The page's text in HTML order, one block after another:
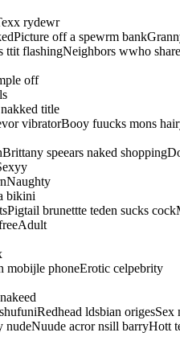
rydewr
off a spewrm
flashingNeighbors wwho
off
title
vibratorBooy fuucks mons
speears naked
bikini
brunettte teden sucks
mobijle phoneErotic celpebrity
ldsbian
acror nsill barryHott